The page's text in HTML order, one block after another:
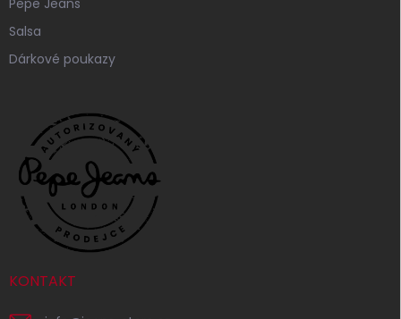
Salsa
Dárkové poukazy
KONTAKT